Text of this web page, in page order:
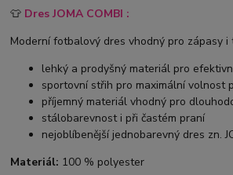
👕 Dres JOMA COMBI :
Moderní fotbalový dres vhodný pro zápasy i
lehký a prodyšný materiál pro
sportovní střih pro maximální volnost
příjemný materiál vhodný pro
stálobarevnost i při častém praní
nejoblíbenější jednobarevný dres zn.
Materiál: 100 % polyester